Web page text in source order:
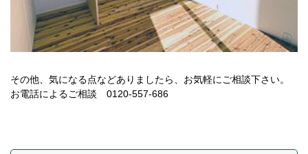
その他、気になる点などありましたら、お気軽にご相談下さい。
お電話によるご相談 0120-557-686